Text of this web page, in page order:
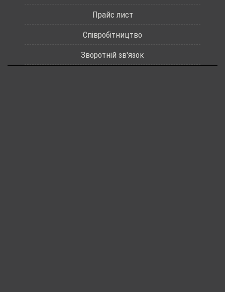
Прайс лист
Співробітництво
Зворотній зв'язок